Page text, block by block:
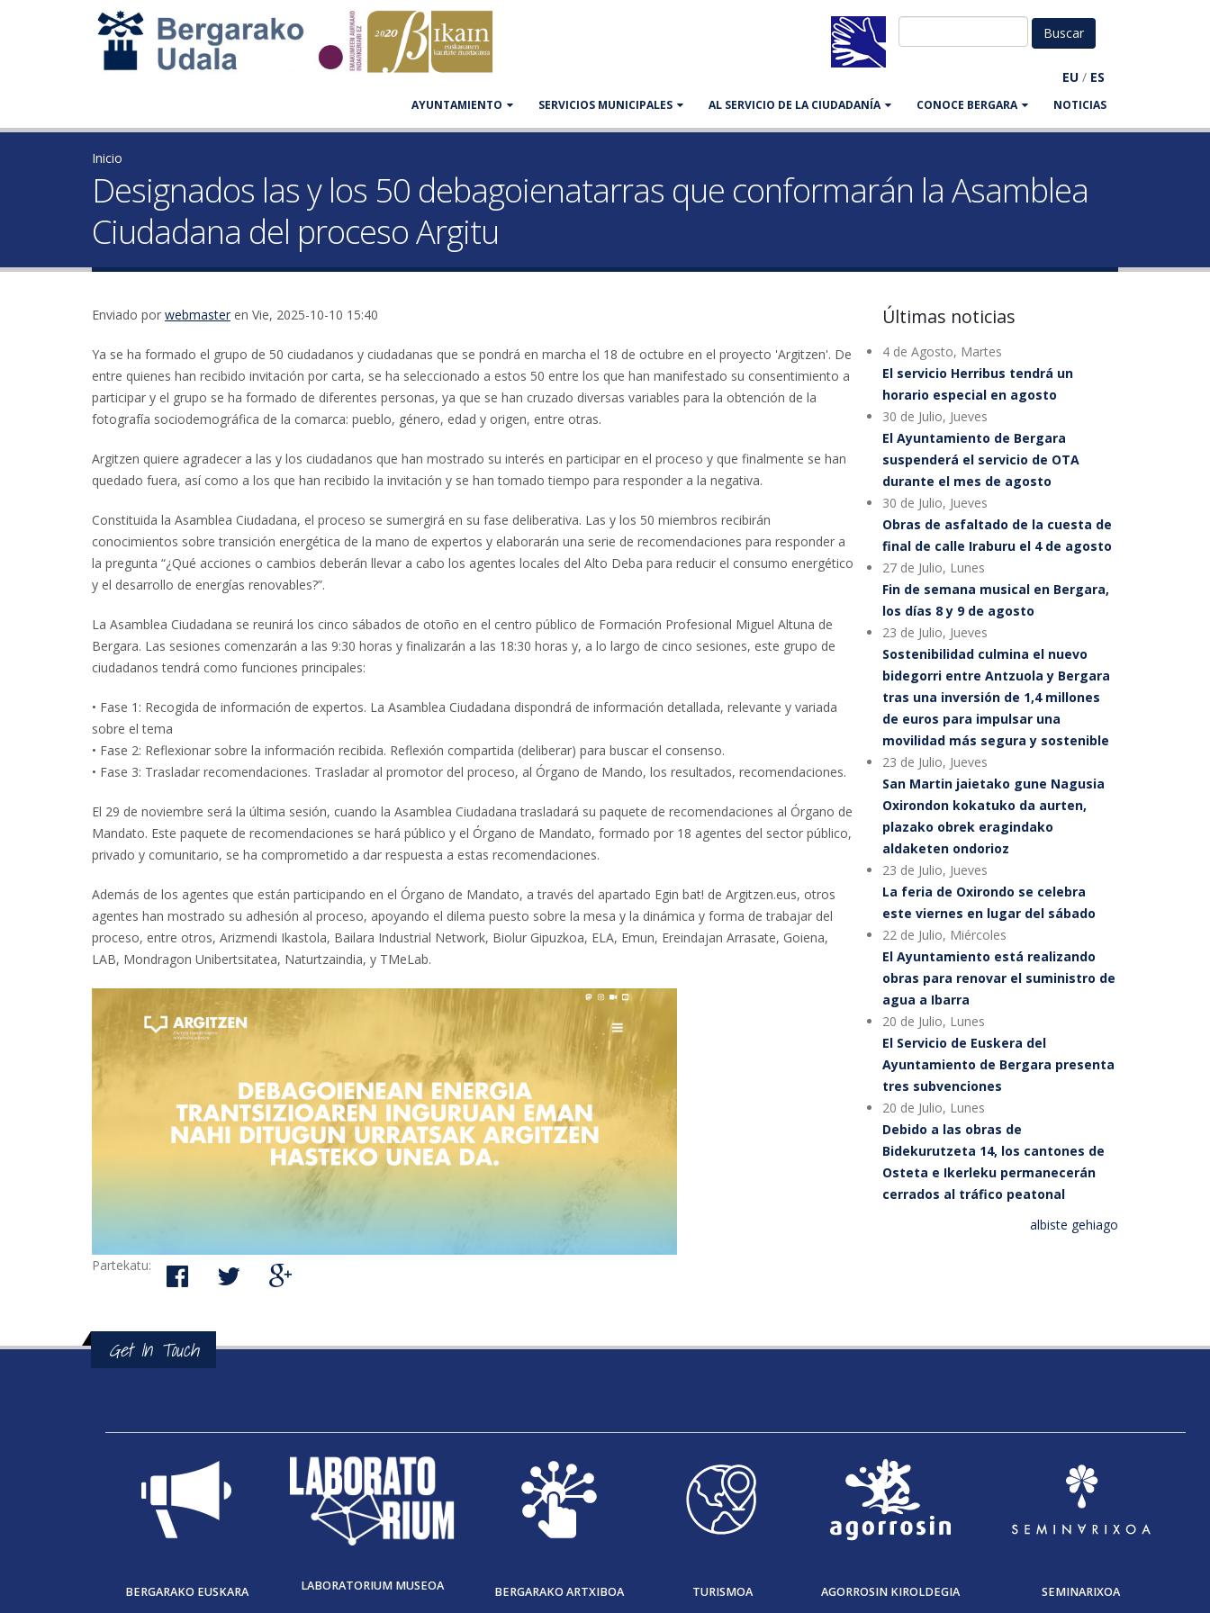
EU / ES
AYUNTAMIENTO SERVICIOS MUNICIPALES AL SERVICIO DE LA CIUDADANÍA CONOCE BERGARA NOTICIAS
Inicio
Designados las y los 50 debagoienatarras que conformarán la Asamblea
Ciudadana del proceso Argitu
Enviado por webmaster en Vie, 2025-10-10 15:40
Ya se ha formado el grupo de 50 ciudadanos y ciudadanas que se pondrá en marcha el 18 de octubre en el proyecto 'Argitzen'. De
entre quienes han recibido invitación por carta, se ha seleccionado a estos 50 entre los que han manifestado su consentimiento a
participar y el grupo se ha formado de diferentes personas, ya que se han cruzado diversas variables para la obtención de la
fotografía sociodemográfica de la comarca: pueblo, género, edad y origen, entre otras.
Argitzen quiere agradecer a las y los ciudadanos que han mostrado su interés en participar en el proceso y que finalmente se han
quedado fuera, así como a los que han recibido la invitación y se han tomado tiempo para responder a la negativa.
Constituida la Asamblea Ciudadana, el proceso se sumergirá en su fase deliberativa. Las y los 50 miembros recibirán
conocimientos sobre transición energética de la mano de expertos y elaborarán una serie de recomendaciones para responder a
la pregunta “¿Qué acciones o cambios deberán llevar a cabo los agentes locales del Alto Deba para reducir el consumo energético
y el desarrollo de energías renovables?”.
La Asamblea Ciudadana se reunirá los cinco sábados de otoño en el centro público de Formación Profesional Miguel Altuna de
Bergara. Las sesiones comenzarán a las 9:30 horas y finalizarán a las 18:30 horas y, a lo largo de cinco sesiones, este grupo de
ciudadanos tendrá como funciones principales:
• Fase 1: Recogida de información de expertos. La Asamblea Ciudadana dispondrá de información detallada, relevante y variada
sobre el tema
• Fase 2: Reflexionar sobre la información recibida. Reflexión compartida (deliberar) para buscar el consenso.
• Fase 3: Trasladar recomendaciones. Trasladar al promotor del proceso, al Órgano de Mando, los resultados, recomendaciones.
El 29 de noviembre será la última sesión, cuando la Asamblea Ciudadana trasladará su paquete de recomendaciones al Órgano de
Mandato. Este paquete de recomendaciones se hará público y el Órgano de Mandato, formado por 18 agentes del sector público,
privado y comunitario, se ha comprometido a dar respuesta a estas recomendaciones.
Además de los agentes que están participando en el Órgano de Mandato, a través del apartado Egin bat! de Argitzen.eus, otros
agentes han mostrado su adhesión al proceso, apoyando el dilema puesto sobre la mesa y la dinámica y forma de trabajar del
proceso, entre otros, Arizmendi Ikastola, Bailara Industrial Network, Biolur Gipuzkoa, ELA, Emun, Ereindajan Arrasate, Goiena,
LAB, Mondragon Unibertsitatea, Naturtzaindia, y TMeLab.
Partekatu:
Últimas noticias
4 de Agosto, Martes
El servicio Herribus tendrá un
horario especial en agosto
30 de Julio, Jueves
El Ayuntamiento de Bergara
suspenderá el servicio de OTA
durante el mes de agosto
30 de Julio, Jueves
Obras de asfaltado de la cuesta de
final de calle Iraburu el 4 de agosto
27 de Julio, Lunes
Fin de semana musical en Bergara,
los días 8 y 9 de agosto
23 de Julio, Jueves
Sostenibilidad culmina el nuevo
bidegorri entre Antzuola y Bergara
tras una inversión de 1,4 millones
de euros para impulsar una
movilidad más segura y sostenible
23 de Julio, Jueves
San Martin jaietako gune Nagusia
Oxirondon kokatuko da aurten,
plazako obrek eragindako
aldaketen ondorioz
23 de Julio, Jueves
La feria de Oxirondo se celebra
este viernes en lugar del sábado
22 de Julio, Miércoles
El Ayuntamiento está realizando
obras para renovar el suministro de
agua a Ibarra
20 de Julio, Lunes
El Servicio de Euskera del
Ayuntamiento de Bergara presenta
tres subvenciones
20 de Julio, Lunes
Debido a las obras de
Bidekurutzeta 14, los cantones de
Osteta e Ikerleku permanecerán
cerrados al tráfico peatonal
albiste gehiago
Get In Touch
BERGARAKO EUSKARA LABORATORIUM MUSEOA BERGARAKO ARTXIBOA TURISMOA AGORROSIN KIROLDEGIA SEMINARIXOA